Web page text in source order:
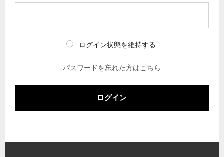
ログイン状態を維持する
パスワードを忘れた方はこちら
ログイン